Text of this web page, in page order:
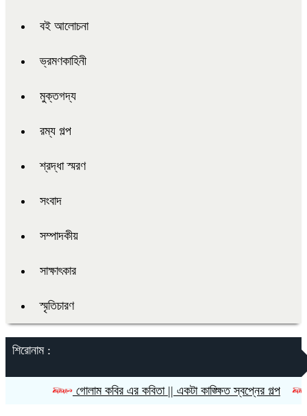
বই আলোচনা
ভ্রমণকাহিনী
মুক্তগদ্য
রম্য গল্প
শ্রদ্ধা স্মরণ
সংবাদ
সম্পাদকীয়
সাক্ষাৎকার
স্মৃতিচারণ
শিরোনাম :
গোলাম কবির এর কবিতা || একটা কাঙ্ক্ষিত স্বপ্নের গল্প রীতি